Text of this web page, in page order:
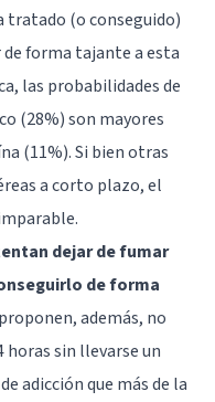
tratado (o conseguido)
forma tajante a esta
las probabilidades de
(28%) son mayores
(11%). Si bien otras
a corto plazo, el
dejar de fumar
de forma
además, no
horas sin llevarse un
adicción que más de la